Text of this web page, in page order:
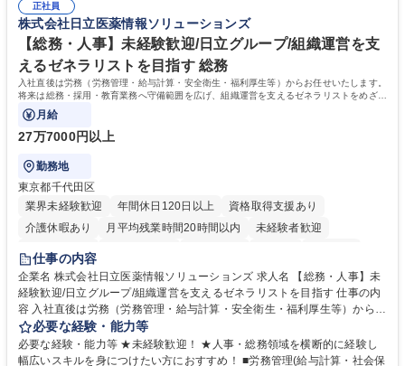
平均100件前後■メール・手紙：同上40件前後 募集職種 中野本社【お客様
相談室】お客様のお声をもとにより良い商品づくりへ貢献
すのでご安心ください。 【当社について】キリングループの広報機能を担
う会社として、お客様との出会いを大切にし、磨き上げたホスピタリティ
を込めてコミュニケーションをとりながら広報関連業務を行っておりま
す。 学歴・資格 学歴：大学院 大学 高専 短大 専修学校 高校 語学力： 資
格：
正社員
株式会社日立医薬情報ソリューションズ
【総務・人事】未経験歓迎/日立グループ/組織運営を支
えるゼネラリストを目指す 総務
入社直後は労務（労務管理・給与計算・安全衛生・福利厚生等）からお任せいたします。
将来は総務・採用・教育業務へ守備範囲を広げ、組織運営を支えるゼネラリストをめざせ
ます。
月給
27万7000円以上
勤務地
東京都千代田区
業界未経験歓迎
年間休日120日以上
資格取得支援あり
介護休暇あり
月平均残業時間20時間以内
未経験者歓迎
住宅手当あり
育休あり
完全週休2日制 交通費支給 土日祝休み 寮・社宅あり
仕事の内容
企業名 株式会社日立医薬情報ソリューションズ 求人名 【総務・人事】未
経験歓迎/日立グループ/組織運営を支えるゼネラリストを目指す 仕事の内
容 入社直後は労務（労務管理・給与計算・安全衛生・福利厚生等）からお
任せいたします。将来は総務・採用・教育業務へ守備範囲を広げ、組織運
営を支えるゼネラリストをめざせます。 ・初期業務：労働時間管理、給与
計算、社会保険対応、福利厚生管理、安全衛生、健康経営推進等をお任せ
必要な経験・能力等
必要な経験・能力等 ★未経験歓迎！ ★人事・総務領域を横断的に経験し
幅広いスキルを身につけたい方におすすめ！ ■労務管理(給与計算・社会保